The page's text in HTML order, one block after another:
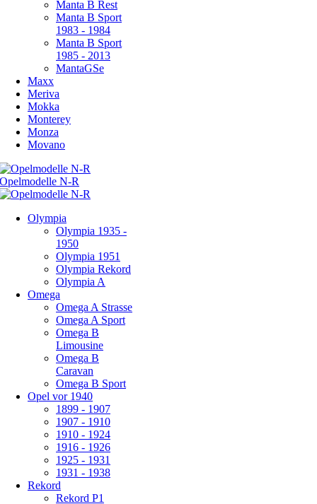
Manta B Rest
Manta B Sport
1983 - 1984
Manta B Sport
1985 - 2013
MantaGSe
Maxx
Meriva
Mokka
Monterey
Monza
Movano
Olympia
Olympia 1935 -
1950
Olympia 1951
Olympia Rekord
Olympia A
Omega
Omega A Strasse
Omega A Sport
Omega B
Limousine
Omega B
Caravan
Omega B Sport
Opel vor 1940
1899 - 1907
1907 - 1910
1910 - 1924
1916 - 1926
1925 - 1931
1931 - 1938
Rekord
Rekord P1